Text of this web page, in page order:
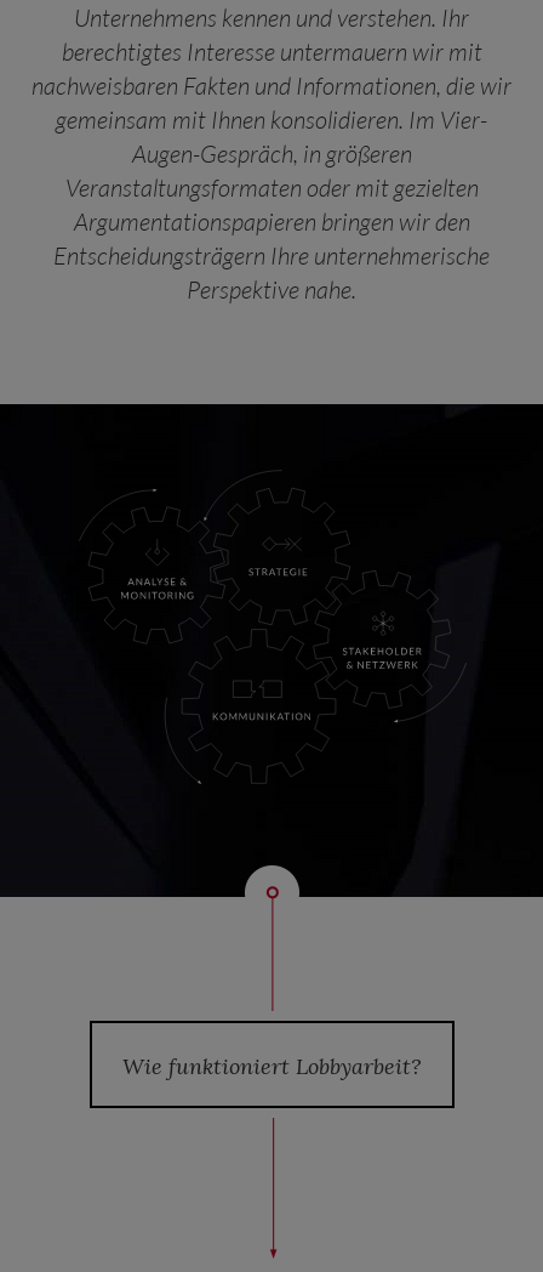
Unternehmens kennen und verstehen. Ihr
berechtigtes Interesse untermauern wir mit
nachweisbaren Fakten und Informationen, die wir
gemeinsam mit Ihnen konsolidieren. Im Vier-
Augen-Gespräch, in größeren
Veranstaltungsformaten oder mit gezielten
Argumentationspapieren bringen wir den
Entscheidungsträgern Ihre unternehmerische
Perspektive nahe.
Wie funktioniert Lobbyarbeit?